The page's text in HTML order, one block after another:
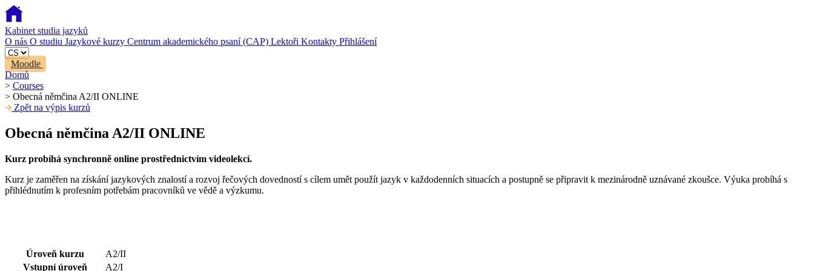
Kabinet studia jazyků
O nás O studiu Jazykové kurzy Centrum akademického psaní (CAP) Lektoři Kontakty Přihlášení
Moodle
Domů
> Courses
> Obecná němčina A2/II ONLINE
Zpět na výpis kurzů
Obecná němčina A2/II ONLINE
Kurz probíhá synchronně online prostřednictvím videolekcí.
Kurz je zaměřen na získání jazykových znalostí a rozvoj řečových dovedností s cílem umět použít jazyk v každodenních situacích a postupně se připravit k mezinárodně uznávané zkoušce. Výuka probíhá s
přihlédnutím k profesním potřebám pracovníků ve vědě a výzkumu.
Úroveň kurzu
A2/II
Vstupní úroveň
A2/I